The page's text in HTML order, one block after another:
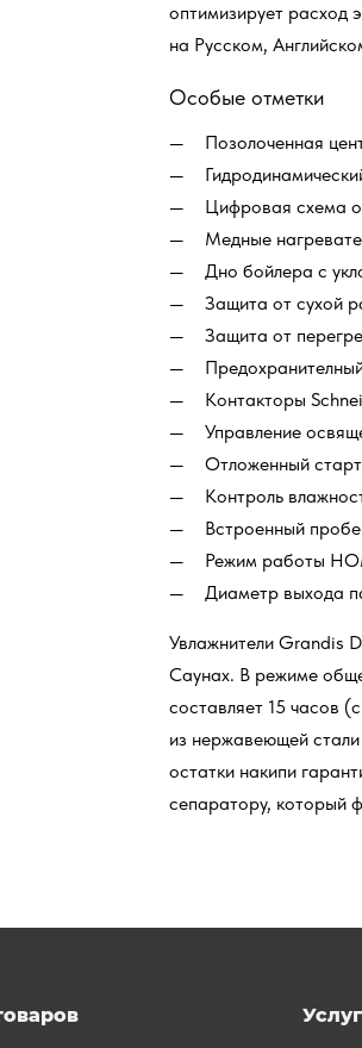
оптимизирует расход
на Русском,
Особые отметки
Позолоченная
Цифровая схема
Медные
Дно бойлера с
Защита от сухой
Защита от
Контакторы
Управление
Отложенный
Контроль
Встроенный
Режим работы
Диаметр выхода
Увлажнители Grandis
Саунах. В режиме
составляет 15 часов
из нержавеющей
остатки накипи
сепаратору, который